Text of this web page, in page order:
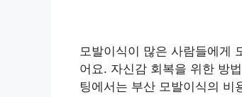
모발이식이 많은 사람들에게
어요. 자신감 회복을 위한 방
팅에서는 부산 모발이식의 비